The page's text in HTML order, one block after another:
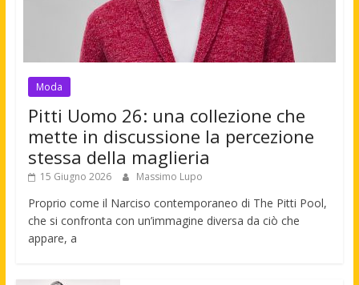
Moda
Pitti Uomo 26: una collezione che
mette in discussione la percezione
stessa della maglieria
15 Giugno 2026 Massimo Lupo
Proprio come il Narciso contemporaneo di The Pitti Pool,
che si confronta con un’immagine diversa da ciò che
appare, a